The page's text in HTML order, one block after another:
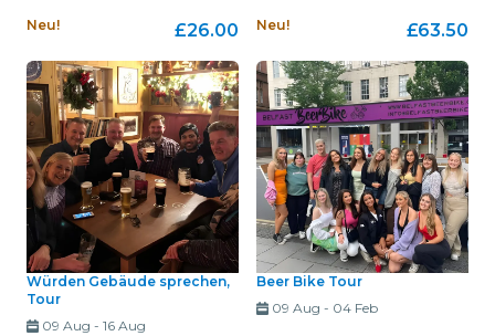
Neu! £26.00 Neu! £63.50
Würden Gebäude sprechen,
Tour
09 Aug - 16 Aug
Beer Bike Tour
09 Aug - 04 Feb